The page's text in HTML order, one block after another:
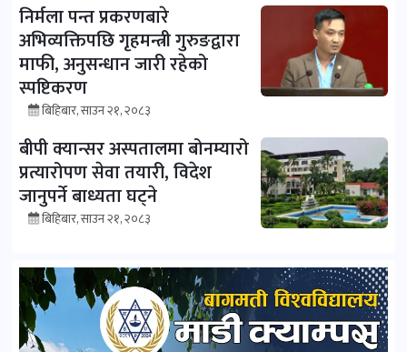
निर्मला पन्त प्रकरणबारे
अभिव्यक्तिपछि गृहमन्त्री गुरुङद्वारा
माफी, अनुसन्धान जारी रहेको
स्पष्टिकरण
बिहिबार, साउन २१, २०८३
बीपी क्यान्सर अस्पतालमा बोनम्यारो
प्रत्यारोपण सेवा तयारी, विदेश
जानुपर्ने बाध्यता घट्ने
बिहिबार, साउन २१, २०८३